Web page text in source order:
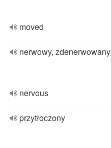
moved
nerwowy, zdenerwowany
nervous
przytłoczony